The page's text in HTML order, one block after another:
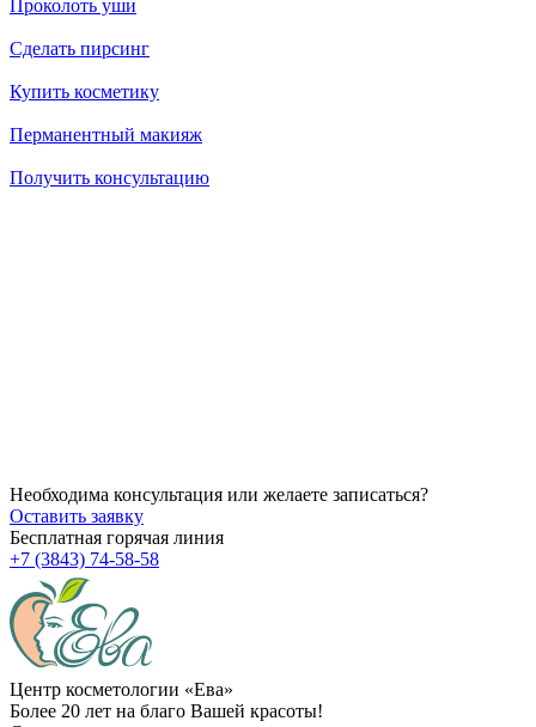
Проколоть уши
Сделать пирсинг
Купить косметику
Перманентный макияж
Получить консультацию
Необходима консультация или желаете записаться?
Оставить заявку
Бесплатная горячая линия
+7 (3843) 74-58-58
Центр косметологии «Ева»
Более 20 лет на благо Вашей красоты!